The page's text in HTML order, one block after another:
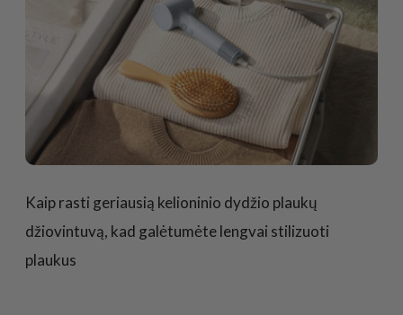
Kaip rasti geriausią kelioninio dydžio plaukų
džiovintuvą, kad galėtumėte lengvai stilizuoti
plaukus